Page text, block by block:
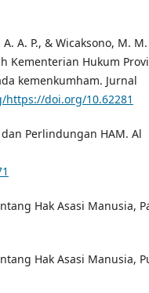
A. P., & Wicaksono, M. M.
Kementerian Hukum
kemenkumham. Jurnal
doi.org/10.62281
Perlindungan HAM. Al
Hak Asasi Manusia,
Hak Asasi Manusia,